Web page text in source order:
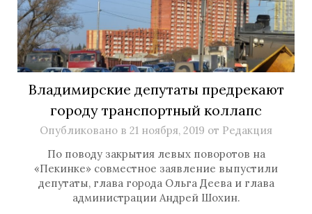
Владимирские депутаты предрекают
городу транспортный коллапс
Опубликовано в 21 ноября, 2019 от Редакция
По поводу закрытия левых поворотов на
«Пекинке» совместное заявление выпустили
депутаты, глава города Ольга Деева и глава
администрации Андрей Шохин.